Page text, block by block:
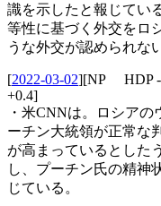
識を示したと報じてい
等性に基づく外交をロ
うな外交が認められな
[2022-03-02][NP HDP -
+0.4]
・米CNNは。ロシア
ーチン大統領が正常な
が高まっているとした
し、プーチン氏の精神
じている。